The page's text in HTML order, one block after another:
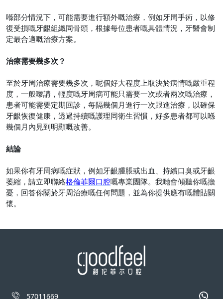
喺部分情況下，可能需要進行額外嘅治療，例如牙周手術，以修
復受損嘅牙齦組織同骨頭，根據每位患者嘅具體情況，牙醫會制
定最合適嘅治療方案。
治療需要幾多次？
至於牙周治療需要幾多次，呢個好大程度上取決於病情嘅嚴重程
度，一般嚟講，輕度嘅牙周病可能只需要一次或者兩次嘅治療，
患者可能需要定期回診，每隔幾個月進行一次跟進治療，以確保
牙齦恢復健康，透過持續嘅護理同衛生習慣，好多患者都可以喺
幾個月內見到明顯嘅改善。
結論
如果你有牙周病嘅症狀，例如牙齦腫脹或出血、持續口臭或牙齦
萎縮，請立即聯絡格倫菲爾口腔嘅專業團隊。我哋會傾聽你嘅擔
憂，回答你關於牙周治療嘅任何問題，並為你提供應有嘅體貼關
懷。
57011669